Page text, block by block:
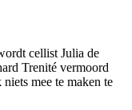
cellist Julia de
Trenité vermoord
mee te maken te